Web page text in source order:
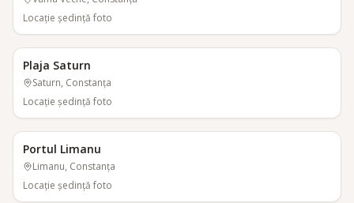
Locaţie şedinţă foto
Plaja Saturn
Saturn, Constanța
Locaţie şedinţă foto
Portul Limanu
Limanu, Constanța
Locaţie şedinţă foto